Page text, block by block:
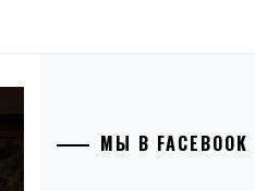
МЫ В FACEBOOK